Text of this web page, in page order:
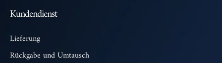
Kundendienst
Lieferung
Rückgabe und Umtausch